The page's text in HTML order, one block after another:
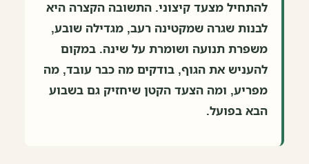
להתחיל מצעד קיצוני. התשובה הקצרה היא
לבנות שגרה שמקטינה רעב, מגדילה שובע,
משפרת תנועה ושומרת על שינה. במקום
להעניש את הגוף, בודקים מה כבר עובד, מה
מפריע, ומה הצעד הקטן שיחזיק גם בשבוע
הבא בפועל.